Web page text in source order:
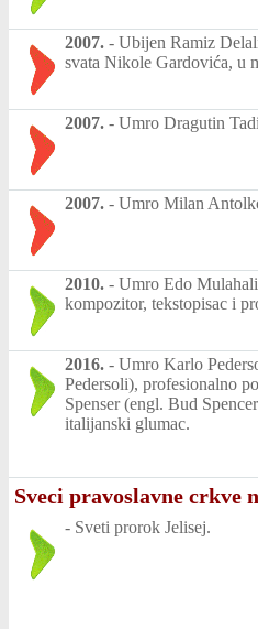
2007. - Ubijen Ramiz
svata Nikole Gardovića, u
2007. - Umro Dragutin
2007. - Umro Milan
2010. - Umro Edo
kompozitor, tekstopisac i
2016. - Umro Karlo
Pedersoli), profesionalno
Spenser (engl. Bud
italijanski glumac.
Sveci pravoslavne crkve
- Sveti prorok Jelisej.